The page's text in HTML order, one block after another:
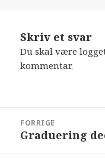
Skriv et svar
Du skal være
kommentar.
FORRIGE
Forrige
Graduering